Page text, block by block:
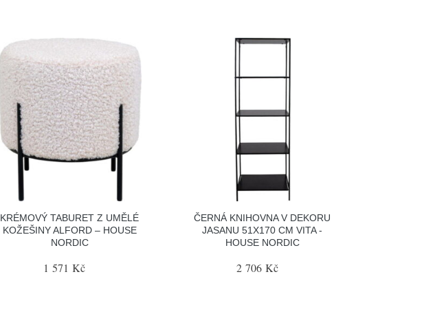
KRÉMOVÝ TABURET Z UMĚLÉ
KOŽEŠINY ALFORD – HOUSE
NORDIC
1 571 Kč
ČERNÁ KNIHOVNA V DEKORU
JASANU 51X170 CM VITA -
HOUSE NORDIC
2 706 Kč